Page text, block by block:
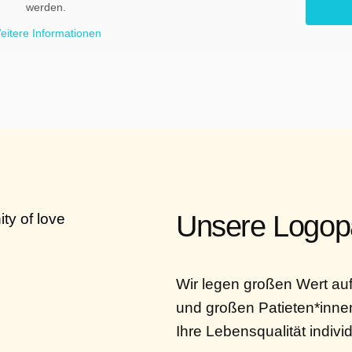
werden.
Informationen
Unsere
Wir legen großen Wert
und großen
Ihre Lebensqualität